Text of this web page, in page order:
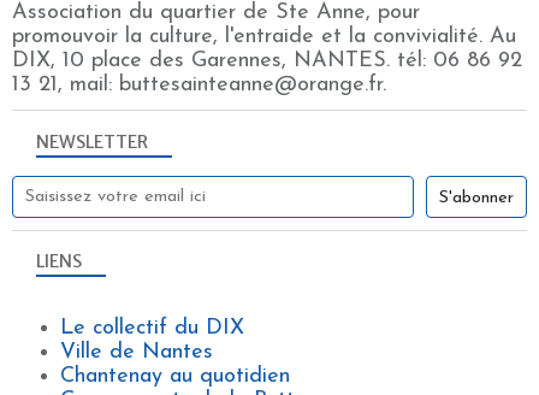
NEWSLETTER
Association du quartier de Ste Anne, pour
promouvoir la culture, l'entraide et la convivialité. Au
DIX, 10 place des Garennes, NANTES. tél: 06 86 92
13 21, mail: buttesainteanne@orange.fr.
LIENS
Le collectif du DIX
Ville de Nantes
Chantenay au quotidien